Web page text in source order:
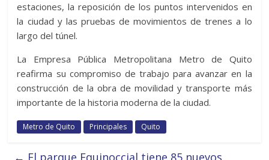
estaciones, la reposición de los puntos intervenidos en
la ciudad y las pruebas de movimientos de trenes a lo
largo del túnel.
La Empresa Pública Metropolitana Metro de Quito
reafirma su compromiso de trabajo para avanzar en la
construcción de la obra de movilidad y transporte más
importante de la historia moderna de la ciudad.
Metro de Quito Principales Quito